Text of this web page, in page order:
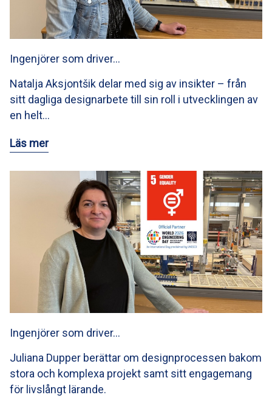
Ingenjörer som driver…
Natalja Aksjontšik delar med sig av insikter – från
sitt dagliga designarbete till sin roll i utvecklingen av
en helt…
Läs mer
Ingenjörer som driver…
Juliana Dupper berättar om designprocessen bakom
stora och komplexa projekt samt sitt engagemang
för livslångt lärande.